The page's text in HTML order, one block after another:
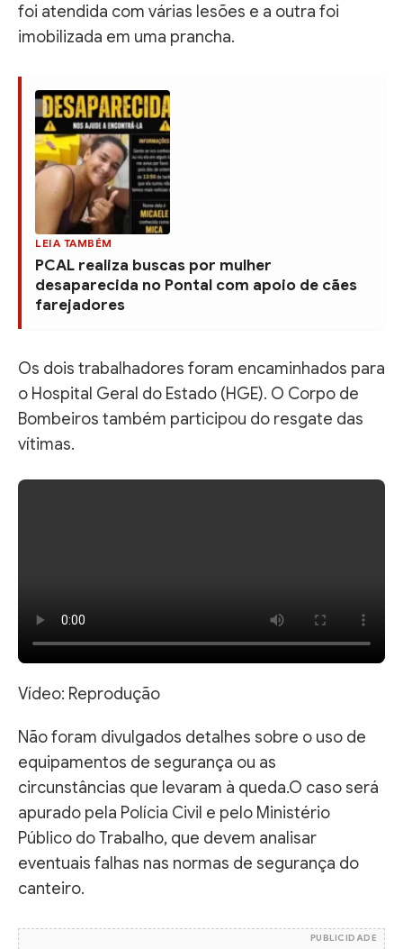
foi atendida com várias lesões e a outra foi
imobilizada em uma prancha.
LEIA TAMBÉM
PCAL realiza buscas por mulher
desaparecida no Pontal com apoio de cães
farejadores
Os dois trabalhadores foram encaminhados para
o Hospital Geral do Estado (HGE). O Corpo de
Bombeiros também participou do resgate das
vítimas.
Vídeo: Reprodução
Não foram divulgados detalhes sobre o uso de
equipamentos de segurança ou as
circunstâncias que levaram à queda.O caso será
apurado pela Polícia Civil e pelo Ministério
Público do Trabalho, que devem analisar
eventuais falhas nas normas de segurança do
canteiro.
PUBLICIDADE